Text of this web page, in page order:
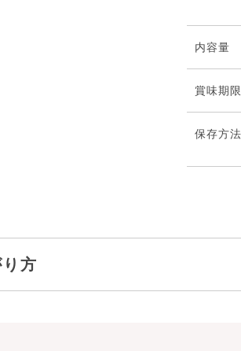
内容量
賞味期限
保存⽅法
方